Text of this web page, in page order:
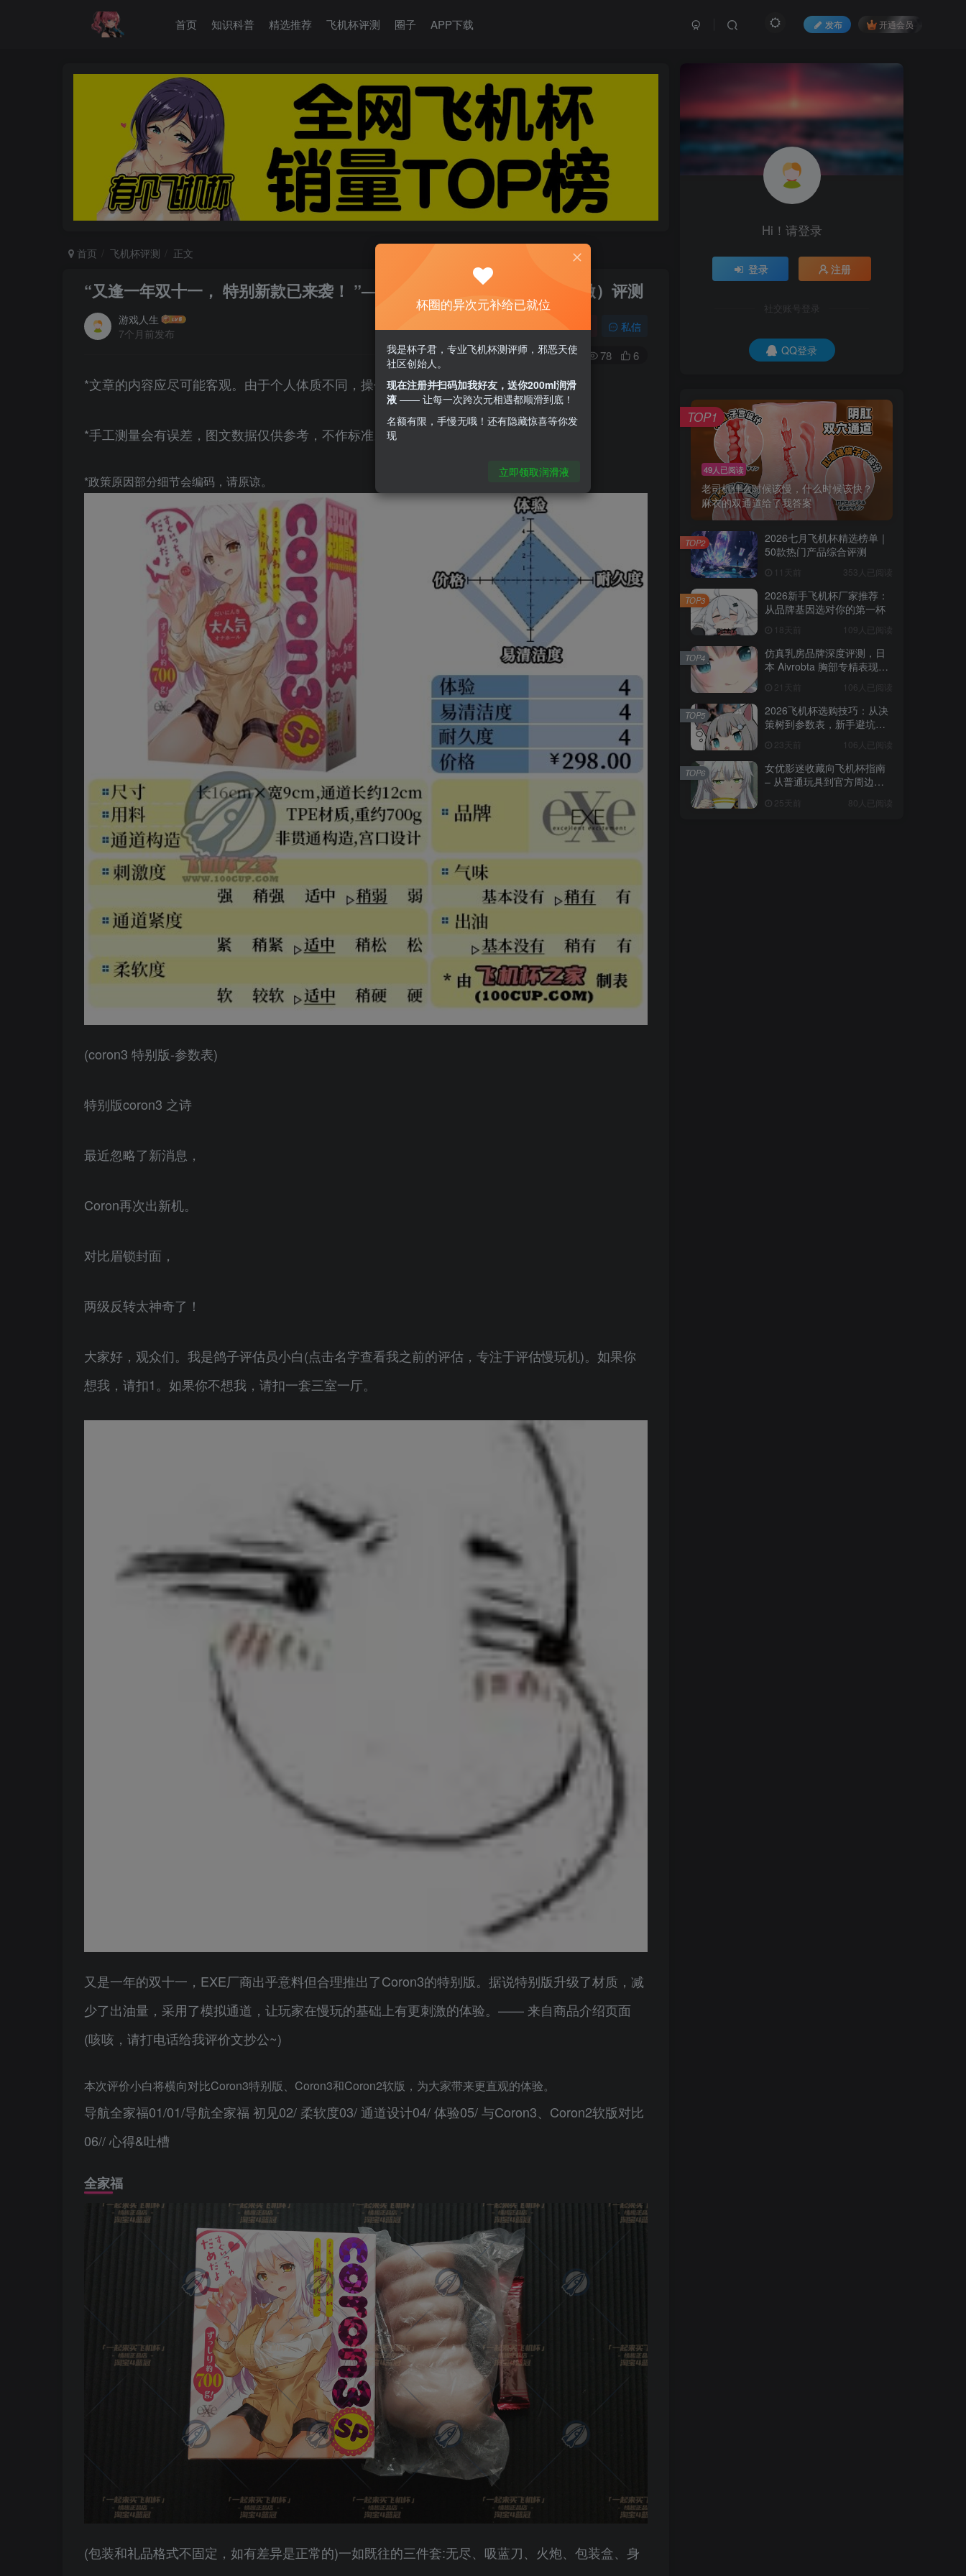
首页 知识科普 精选推荐 飞机杯评测 圈子 APP下载 发布 开通会员
首页 飞机杯评测 正文
“又逢一年双十一， 特别新款已来袭！ ”— coron3代 特别版（中稍低刺激）评测
游戏人生
7个月前发布
私信
0 78 6
*文章的内容应尽可能客观。由于个人体质不同，操作体验会因人而异，效果无法保证。
*手工测量会有误差，图文数据仅供参考，不作标准。
*政策原因部分细节会编码，请原谅。
(coron3 特别版-参数表)
特别版coron3 之诗
最近忽略了新消息，
Coron再次出新机。
对比眉锁封面，
两级反转太神奇了！
大家好，观众们。我是鸽子评估员小白(点击名字查看我之前的评估，专注于评估慢玩机)。如果你
想我，请扣1。如果你不想我，请扣一套三室一厅。
又是一年的双十一，EXE厂商出乎意料但合理推出了Coron3的特别版。据说特别版升级了材质，减
少了出油量，采用了模拟通道，让玩家在慢玩的基础上有更刺激的体验。—— 来自商品介绍页面
(咳咳，请打电话给我评价文抄公~)
本次评价小白将横向对比Coron3特别版、Coron3和Coron2软版，为大家带来更直观的体验。
导航全家福01/01/导航全家福 初见02/ 柔软度03/ 通道设计04/ 体验05/ 与Coron3、Coron2软版对比
06// 心得&吐槽
全家福
(包装和礼品格式不固定，如有差异是正常的)一如既往的三件套:无尽、吸蓝刀、火炮、包装盒、身
Hi！请登录
登录 注册
社交账号登录
QQ登录
49人已阅读
老司机什么时候该慢，什么时候该快？
麻衣的双通道给了我答案
TOP1
2026七月飞机杯精选榜单｜
50款热门产品综合评测
11天前 353人已阅读
TOP2
2026新手飞机杯厂家推荐：
从品牌基因选对你的第一杯
18天前 109人已阅读
TOP3
仿真乳房品牌深度评测，日
本 Aivrobta 胸部专精表现突
21天前 106人已阅读
TOP4
2026飞机杯选购技巧：从决
策树到参数表，新手避坑全
23天前 106人已阅读
TOP5
女优影迷收藏向飞机杯指南
– 从普通玩具到官方周边的
25天前 80人已阅读
TOP6
杯圈的异次元补给已就位
我是杯子君，专业飞机杯测评师，邪恶天使
社区创始人。
现在注册并扫码加我好友，送你200ml润滑
液 —— 让每一次跨次元相遇都顺滑到底！
名额有限，手慢无哦！还有隐藏惊喜等你发
现
立即领取润滑液